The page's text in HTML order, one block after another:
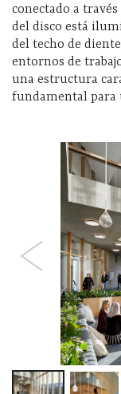
conectado a
del disco está
del techo de
entornos de
una estructura
fundamental para